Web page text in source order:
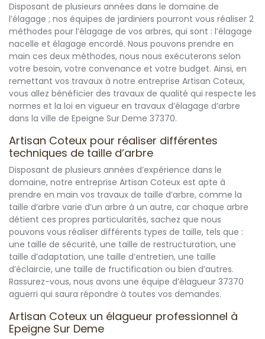
Disposant de plusieurs années dans le domaine de
l’élagage ; nos équipes de jardiniers pourront vous réaliser 2
méthodes pour l’élagage de vos arbres, qui sont : l’élagage
nacelle et élagage encordé. Nous pouvons prendre en
main ces deux méthodes, nous nous exécuterons selon
votre besoin, votre convenance et votre budget. Ainsi, en
remettant vos travaux à notre entreprise Artisan Coteux,
vous allez bénéficier des travaux de qualité qui respecte les
normes et la loi en vigueur en travaux d’élagage d’arbre
dans la ville de Epeigne Sur Deme 37370.
Artisan Coteux pour réaliser différentes
techniques de taille d’arbre
Disposant de plusieurs années d’expérience dans le
domaine, notre entreprise Artisan Coteux est apte à
prendre en main vos travaux de taille d’arbre, comme la
taille d’arbre varie d’un arbre à un autre, car chaque arbre
détient ces propres particularités, sachez que nous
pouvons vous réaliser différents types de taille, tels que :
une taille de sécurité, une taille de restructuration, une
taille d’adaptation, une taille d’entretien, une taille
d’éclaircie, une taille de fructification ou bien d’autres.
Rassurez-vous, nous avons une équipe d’élagueur 37370
aguerri qui saura répondre à toutes vos demandes.
Artisan Coteux un élagueur professionnel à
Epeigne Sur Deme